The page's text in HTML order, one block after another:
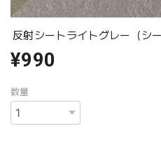
反射シートライトグレー（シ
¥990
数量